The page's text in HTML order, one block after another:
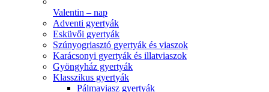
Valentin – nap
Adventi gyertyák
Esküvői gyertyák
Szúnyogriasztó gyertyák és viaszok
Karácsonyi gyertyák és illatviaszok
Gyöngyház gyertyák
Klasszikus gyertyák
Pálmaviasz gyertyák